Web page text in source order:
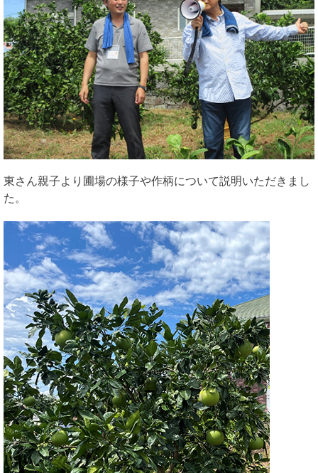
東さん親子より圃場の様子や作柄について説明いただきまし
た。